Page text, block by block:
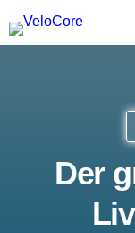
Agenturen &
Der